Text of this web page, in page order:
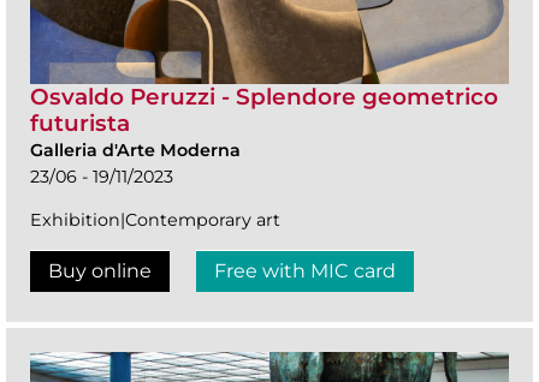
Osvaldo Peruzzi - Splendore geometrico
futurista
Galleria d'Arte Moderna
23/06 - 19/11/2023
Exhibition|Contemporary art
Buy online Free with MIC card